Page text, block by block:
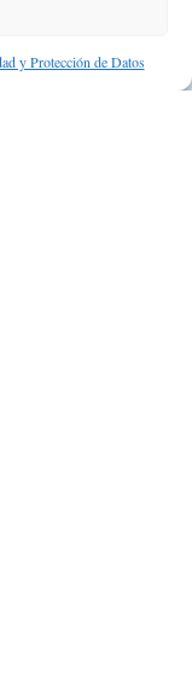
y Protección de Datos